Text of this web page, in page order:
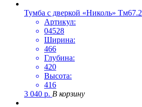
Тумба с дверкой «Николь» Тм67.2
Артикул:
04528
Ширина:
466
Глубина:
420
Высота:
416
3 040 р. В корзину